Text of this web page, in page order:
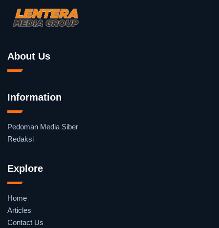
About Us
Information
Pedoman Media Siber
Redaksi
Explore
Home
Articles
Contact Us